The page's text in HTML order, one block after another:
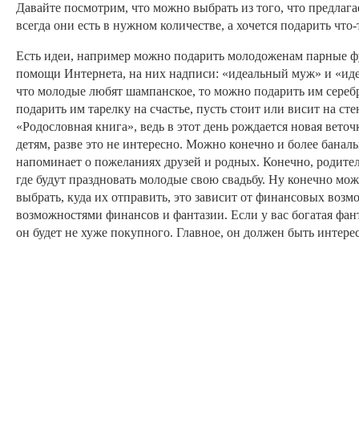
Давайте посмотрим, что можно выбрать из того, что
всегда они есть в нужном количестве, а хочется подарить
Есть идеи, например можно подарить молодоженам парные
помощи Интернета, на них надписи: «идеальный муж» и
что молодые любят шампанское, то можно подарить им
подарить им тарелку на счастье, пусть стоит или висит на
«Родословная книга», ведь в этот день рождается новая
детям, разве это не интересно. Можно конечно и более
напоминает о пожеланиях друзей и родных. Конечно,
где будут праздновать молодые свою свадьбу. Ну конечно
выбрать, куда их отправить, это зависит от финансовых
возможностями финансов и фантазии. Если у вас богатая
он будет не хуже покупного. Главное, он должен быть